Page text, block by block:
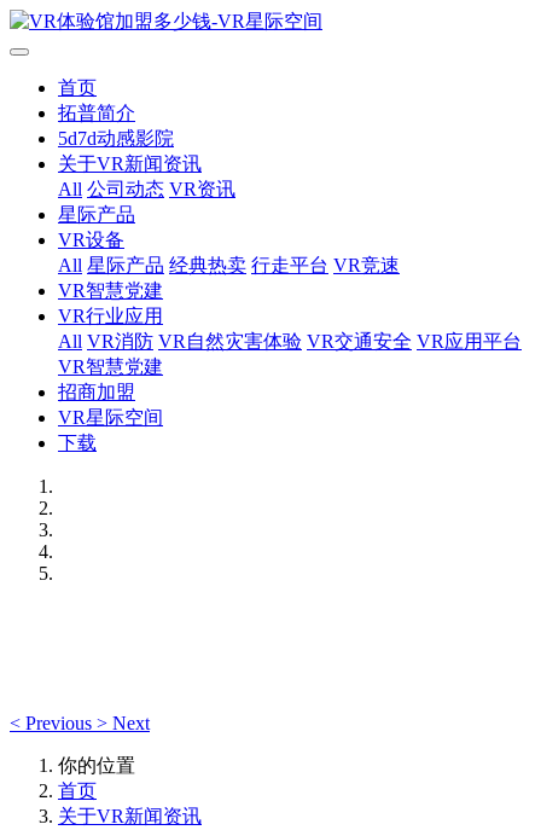
首页
拓普简介
5d7d动感影院
关于VR新闻资讯
All 公司动态 VR资讯
星际产品
VR设备
All 星际产品 经典热卖 行走平台 VR竞速
VR智慧党建
VR行业应用
All VR消防 VR自然灾害体验 VR交通安全 VR应用平台
VR智慧党建
招商加盟
VR星际空间
下载
< Previous > Next
你的位置
首页
关于VR新闻资讯